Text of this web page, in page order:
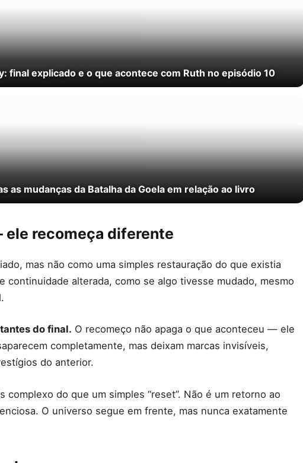
final explicado e o que acontece com Ruth no episódio 10
as mudanças da Batalha da Goela em relação ao livro
recomeça diferente
mas não como uma simples restauração do que existia
continuidade alterada, como se algo tivesse mudado, mesmo
do final. O recomeço não apaga o que aconteceu — ele
completamente, mas deixam marcas invisíveis,
do anterior.
complexo do que um simples “reset”. Não é um retorno ao
O universo segue em frente, mas nunca exatamente